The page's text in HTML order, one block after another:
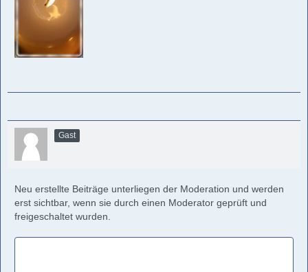
Gast
Neu erstellte Beiträge unterliegen der Moderation und werden
erst sichtbar, wenn sie durch einen Moderator geprüft und
freigeschaltet wurden.